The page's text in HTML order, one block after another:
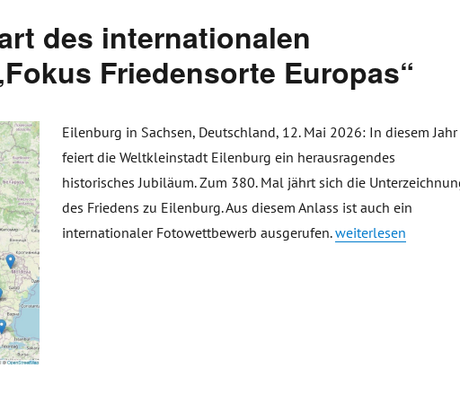
des internationalen
Friedensorte Europas“
Eilenburg in Sachsen, Deutschland, 12. Mai 2026: In diesem Jahr
feiert die Weltkleinstadt Eilenburg ein herausragendes
historisches Jubiläum. Zum 380. Mal jährt sich die
des Friedens zu Eilenburg. Aus diesem Anlass ist auch ein
internationaler Fotowettbewerb ausgerufen.„Pressemitteilung
weiterlesen